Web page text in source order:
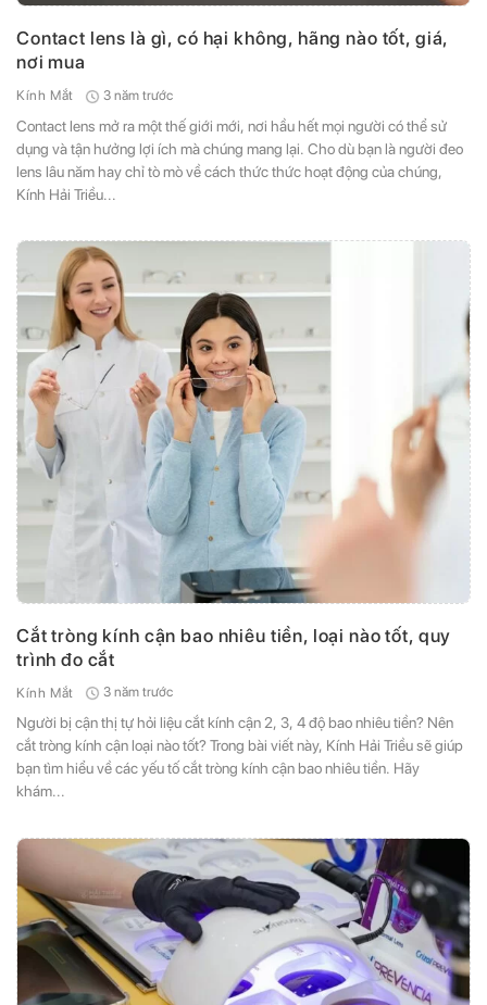
Contact lens là gì, có hại không, hãng nào tốt, giá,
nơi mua
Kính Mắt 3 năm trước
Contact lens mở ra một thế giới mới, nơi hầu hết mọi người có thể sử
dụng và tận hưởng lợi ích mà chúng mang lại. Cho dù bạn là người đeo
lens lâu năm hay chỉ tò mò về cách thức thức hoạt động của chúng,
Kính Hải Triều...
Cắt tròng kính cận bao nhiêu tiền, loại nào tốt, quy
trình đo cắt
Kính Mắt 3 năm trước
Người bị cận thị tự hỏi liệu cắt kính cận 2, 3, 4 độ bao nhiêu tiền? Nên
cắt tròng kính cận loại nào tốt? Trong bài viết này, Kính Hải Triều sẽ giúp
bạn tìm hiểu về các yếu tố cắt tròng kính cận bao nhiêu tiền. Hãy
khám...